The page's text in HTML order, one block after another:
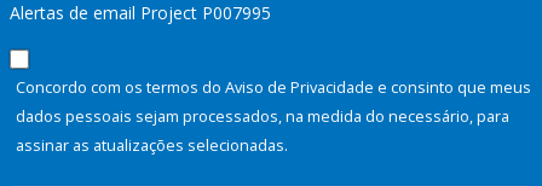
Alertas de email Project P007995
Concordo com os termos do Aviso de Privacidade e consinto que meus
dados pessoais sejam processados, na medida do necessário, para
assinar as atualizações selecionadas.